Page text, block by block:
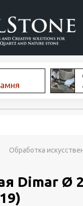
Обработка
Dimar Ø